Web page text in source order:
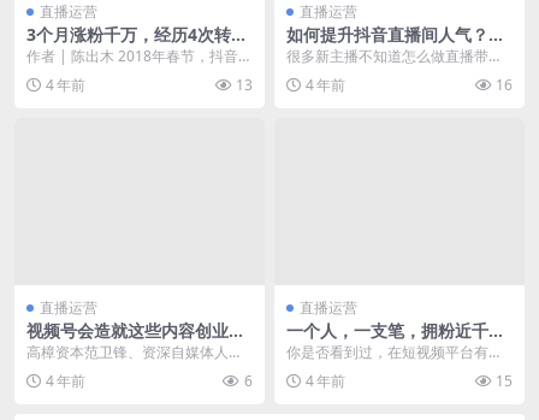
直播运营
3个月涨粉千万，经历4次转
型，她成了抖音最不能惹的女
人之一
作者 | 陈出木 2018年春节，抖音突
然异军突起，开启了短...
4 年前 13
直播运营
如何提升抖音直播间人气？一
定要学的3种抖音直播话术！
很多新主播不知道怎么做直播带
货？都希望自己能像李佳琦、薇
娅、辛巴等网红一样成为拥...
4 年前 16
直播运营
视频号会造就这些内容创业机
会！2位专家直播给出发展建
议
高樟资本范卫锋、资深自媒体人黑
马良驹，他们二位在公众号刚出来
时，就在深度参与、并...
4 年前 6
直播运营
一个人，一支笔，拥粉近千
万，赵小黎是如何在绘画领域
一路蹿红的？
你是否看到过，在短视频平台有人
潇洒自如的挥笔、泼墨，而我们在
她手中画笔的挥舞下，...
4 年前 15